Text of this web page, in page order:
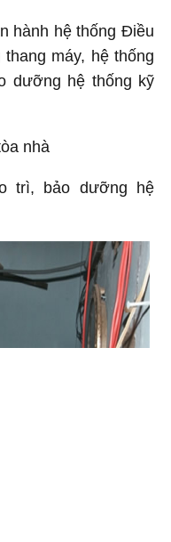
hành hệ thống Điều
máy, hệ thống
dưỡng hệ thống kỹ
nhà
trì, bảo dưỡng hệ